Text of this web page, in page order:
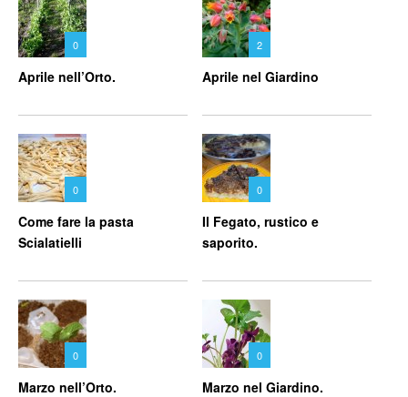
0
Aprile nell’Orto.
2
Aprile nel Giardino
0
Come fare la pasta
Scialatielli
0
Il Fegato, rustico e
saporito.
0
Marzo nell’Orto.
0
Marzo nel Giardino.